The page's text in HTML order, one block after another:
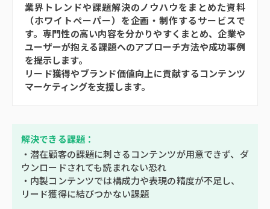
業界トレンドや課題解決のノウハウをまとめた資料
（ホワイトペーパー）を企画・制作するサービスで
す。専門性の高い内容を分かりやすくまとめ、企業や
ユーザーが抱える課題へのアプローチ方法や成功事例
を提示します。
リード獲得やブランド価値向上に貢献するコンテンツ
マーケティングを支援します。
解決できる課題：
・潜在顧客の課題に刺さるコンテンツが用意できず、ダ
ウンロードされても読まれない恐れ
・内製コンテンツでは構成力や表現の精度が不足し、
リード獲得に結びつかない課題